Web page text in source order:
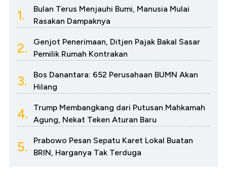
1.
Bulan Terus Menjauhi Bumi, Manusia Mulai
Rasakan Dampaknya
2.
Genjot Penerimaan, Ditjen Pajak Bakal Sasar
Pemilik Rumah Kontrakan
3.
Bos Danantara: 652 Perusahaan BUMN Akan
Hilang
4.
Trump Membangkang dari Putusan Mahkamah
Agung, Nekat Teken Aturan Baru
5.
Prabowo Pesan Sepatu Karet Lokal Buatan
BRIN, Harganya Tak Terduga